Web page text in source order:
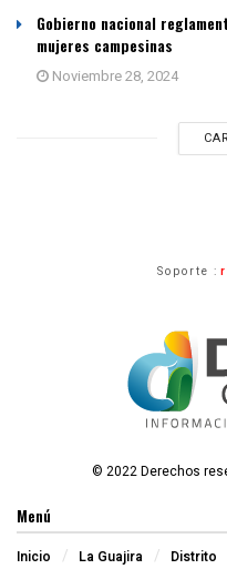
Gobierno nacional
mujeres campesinas
Noviembre 28, 2024
Soporte :
© 2022 Derechos
Menú
Inicio La Guajira Distrito